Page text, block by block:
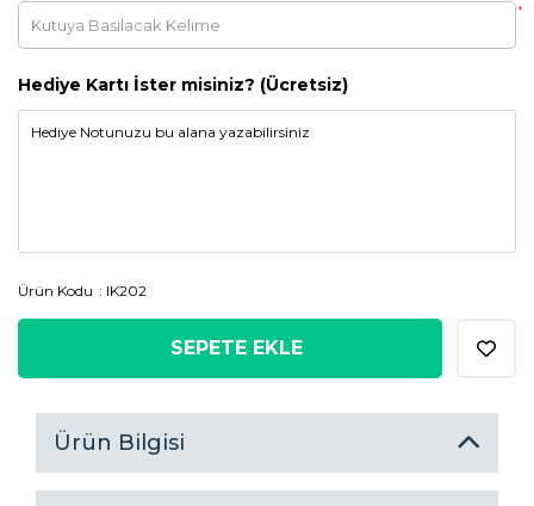
*
Hediye Kartı İster misiniz? (Ücretsiz)
Ürün Kodu IK202
SEPETE EKLE
Ürün Bilgisi